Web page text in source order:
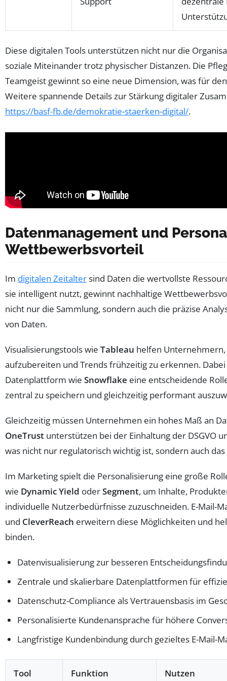
Diese digitalen Tools unterstützen nicht nur die
soziale Miteinander trotz physischer Distanzen. Die
Teamgeist gewinnt so eine neue Dimension, was für
Weitere spannende Details zur Stärkung digitaler
https://basf-fb.de/demokratie-staerken-digital/.
Datenmanagement und
Wettbewerbsvorteil
Im digitalen Zeitaltersind Daten die wertvollste
sie intelligent nutzt, gewinnt nachhaltige
nicht nur die Sammlung, sondern auch die präzise
von Daten.
Visualisierungstools wie Tableau helfen
aufzubereiten und Trends frühzeitig zu erkennen.
Datenplattform wie Snowflake eine entscheidende
zentral zu speichern und gleichzeitig performant
Gleichzeitig müssen Unternehmen ein hohes Maß an
OneTrust unterstützen bei der Einhaltung der DSGVO
was nicht nur regulatorisch wichtig ist, sondern auch
Im Marketing spielt die Personalisierung eine große
wie Dynamic Yield oderSegment, um Inhalte,
individuelle Nutzerbedürfnisse zuzuschneiden. E-Mail-
und CleverReach erweitern diese Möglichkeiten und
binden.
Datenvisualisierung zur besseren
Zentrale und skalierbare Datenplattformen für
Datenschutz-Compliance als Vertrauensbasis im
Personalisierte Kundenansprache für höhere
Langfristige Kundenbindung durch gezieltes E-Mail-
Tool Funktion Nutzen